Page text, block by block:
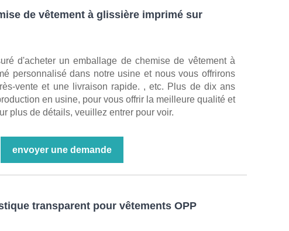
de vêtement à glissière imprimé sur
d'acheter un emballage de chemise de vêtement à
personnalisé dans notre usine et nous vous offrirons
vente et une livraison rapide. , etc. Plus de dix ans
en usine, pour vous offrir la meilleure qualité et
plus de détails, veuillez entrer pour voir.
envoyer une demande
transparent pour vêtements OPP